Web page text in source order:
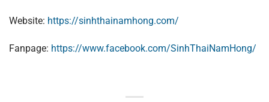
Website: https://sinhthainamhong.com/
Fanpage: https://www.facebook.com/SinhThaiNamHong/